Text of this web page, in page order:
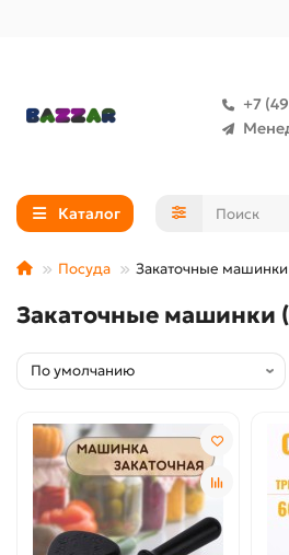
+7
Каталог
Посуда Закаточные машинки
Закаточные машинки